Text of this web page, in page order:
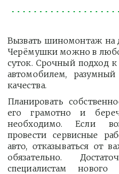
Вызвать шиномонтаж на
Черёмушки можно в
суток. Срочный подход
автомобилем,
качества.
Планировать
его грамотно и
необходимо. Если
провести сервисные
авто, отказываться от
обязательно.
специалистам нового